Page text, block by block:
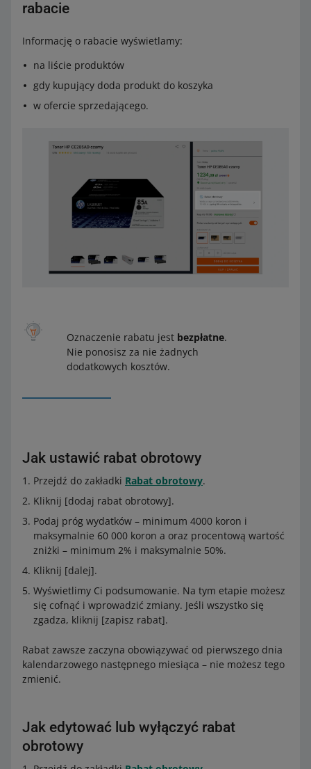
rabacie
Informację o rabacie wyświetlamy:
na liście produktów
gdy kupujący doda produkt do koszyka
w ofercie sprzedającego.
Oznaczenie rabatu jest bezpłatne.
Nie ponosisz za nie żadnych
dodatkowych kosztów.
Jak ustawić rabat obrotowy
Przejdź do zakładki Rabat obrotowy.
Kliknij [dodaj rabat obrotowy].
Podaj próg wydatków – minimum 4000 koron i
maksymalnie 60 000 koron a oraz procentową wartość
zniżki – minimum 2% i maksymalnie 50%.
Kliknij [dalej].
Wyświetlimy Ci podsumowanie. Na tym etapie możesz
się cofnąć i wprowadzić zmiany. Jeśli wszystko się
zgadza, kliknij [zapisz rabat].
Rabat zawsze zaczyna obowiązywać od pierwszego dnia
kalendarzowego następnego miesiąca – nie możesz tego
zmienić.
Jak edytować lub wyłączyć rabat
obrotowy